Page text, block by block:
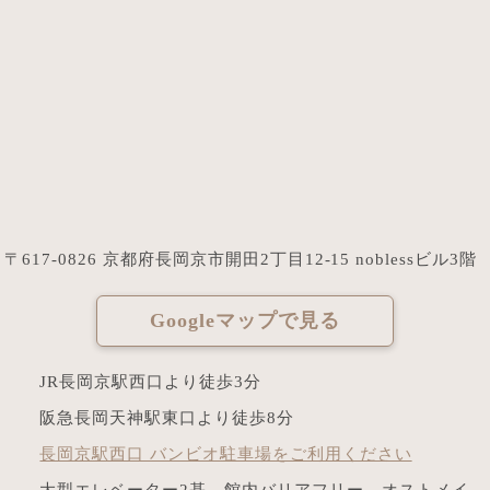
〒617-0826 京都府長岡京市開田2丁目12-15 noblessビル3階
Googleマップで見る
JR長岡京駅西口より徒歩3分
阪急長岡天神駅東口より徒歩8分
長岡京駅西口 バンビオ駐車場をご利用ください